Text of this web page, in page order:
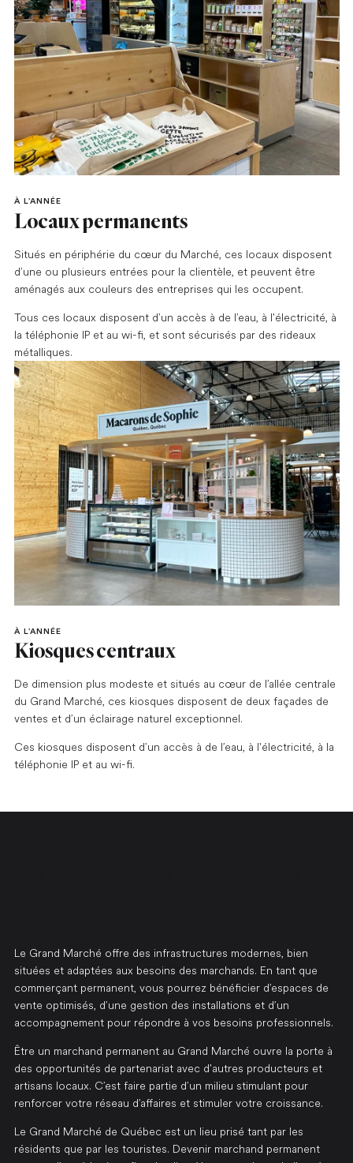
À L’ANNÉE
Locaux permanents
Situés en périphérie du cœur du Marché, ces locaux disposent
d’une ou plusieurs entrées pour la clientèle, et peuvent être
aménagés aux couleurs des entreprises qui les occupent.
Tous ces locaux disposent d’un accès à de l’eau, à l'électricité, à
la téléphonie IP et au wi-fi, et sont sécurisés par des rideaux
métalliques.
À L’ANNÉE
Kiosques centraux
De dimension plus modeste et situés au cœur de l’allée centrale
du Grand Marché, ces kiosques disposent de deux façades de
ventes et d’un éclairage naturel exceptionnel.
Ces kiosques disposent d’un accès à de l’eau, à l'électricité, à la
téléphonie IP et au wi-fi.
Le Grand Marché offre des infrastructures modernes, bien
situées et adaptées aux besoins des marchands. En tant que
commerçant permanent, vous pourrez bénéficier d’espaces de
vente optimisés, d’une gestion des installations et d’un
accompagnement pour répondre à vos besoins professionnels.
Être un marchand permanent au Grand Marché ouvre la porte à
des opportunités de partenariat avec d'autres producteurs et
artisans locaux. C’est faire partie d’un milieu stimulant pour
renforcer votre réseau d’affaires et stimuler votre croissance.
Le Grand Marché de Québec est un lieu prisé tant par les
résidents que par les touristes. Devenir marchand permanent